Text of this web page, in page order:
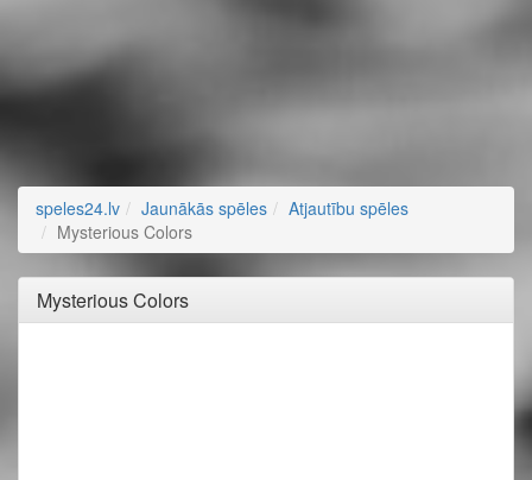
speles24.lv Jaunākās spēles
Atjautību spēles
Mysterious Colors
Mysterious Colors